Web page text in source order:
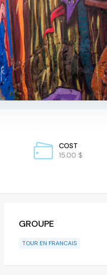
COST
15.00 $
GROUPE
TOUR EN FRANCAIS